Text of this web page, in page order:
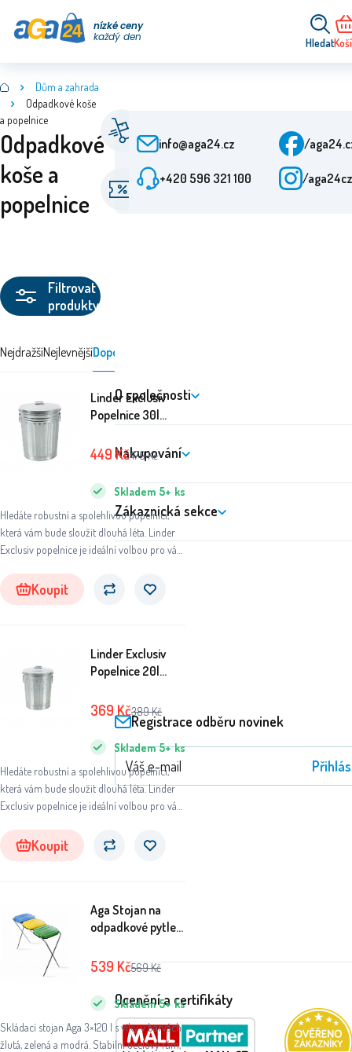
nízké ceny
každý den
Hledat
Dům a zahrada
Odpadkové koše
a popelnice
Odpadkové
koše a
popelnice
Filtrovat
produkty
NejdražšíNejlevnějšíDoporučujeme
Linder Exclusiv
Popelnice 30l
Hledáte robustní a spolehlivou popelnici,
která vám bude sloužit dlouhá léta. Linder
Exclusiv popelnice je ideální volbou pro váš
Skladem 5+ ks
449 Kč479Kč
Koupit
Linder Exclusiv
Popelnice 20l
Hledáte robustní a spolehlivou popelnici,
která vám bude sloužit dlouhá léta. Linder
Exclusiv popelnice je ideální volbou pro váš
Skladem 5+ ks
369 Kč389Kč
Koupit
Aga Stojan na
odpadkové pytle
Modrý, Zelený
Skládací stojan Aga 3×120 l s víky v barvách
žlutá, zelená a modrá. Stabilní ocelový rám,
Skladem 5+ ks
539 Kč569Kč
Od objednání 24 h
Po-
Akční nabídky
O společnosti
Nakupování
Zákaznická sekce
/
/
info@aga24.cz
+420 596 321 100
Registrace odběru novinek
Ocenění a certifikáty